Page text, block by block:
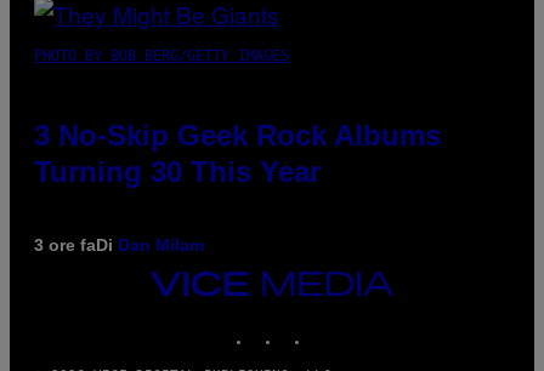
PHOTO BY BOB BERG/GETTY IMAGES
3 No-Skip Geek Rock Albums
Turning 30 This Year
3 ore faDi Dan Milam
VICE